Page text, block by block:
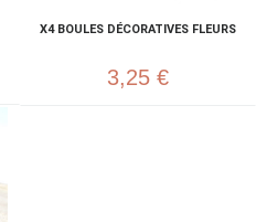
X4 BOULES DÉCORATIVES FLEURS
3,25 €